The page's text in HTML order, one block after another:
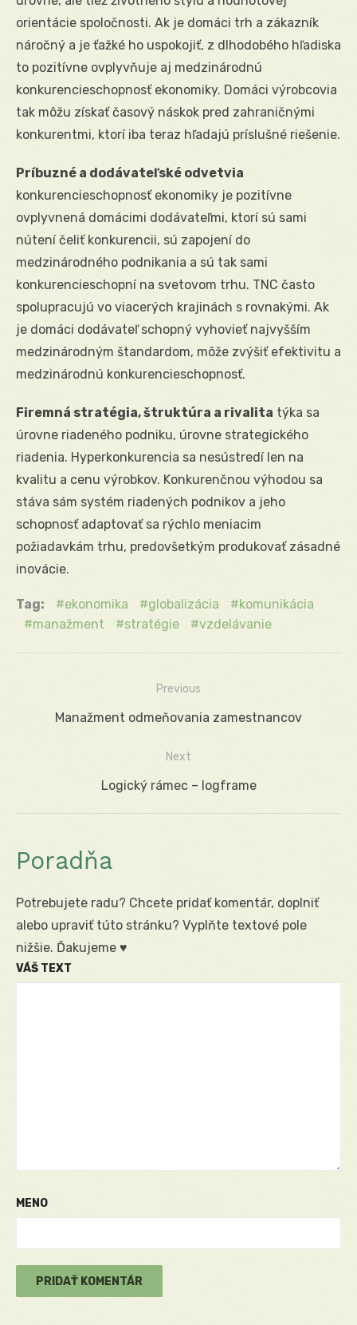
orientácie spoločnosti. Ak je domáci trh a zákazník
náročný a je ťažké ho uspokojiť, z dlhodobého hľadiska
to pozitívne ovplyvňuje aj medzinárodnú
konkurencieschopnosť ekonomiky. Domáci výrobcovia
tak môžu získať časový náskok pred zahraničnými
konkurentmi, ktorí iba teraz hľadajú príslušné riešenie.
Príbuzné a dodávateľské odvetvia
konkurencieschopnosť ekonomiky je pozitívne
ovplyvnená domácimi dodávateľmi, ktorí sú sami
nútení čeliť konkurencii, sú zapojení do
medzinárodného podnikania a sú tak sami
konkurencieschopní na svetovom trhu. TNC často
spolupracujú vo viacerých krajinách s rovnakými. Ak
je domáci dodávateľ schopný vyhovieť najvyšším
medzinárodným štandardom, môže zvýšiť efektivitu a
medzinárodnú konkurencieschopnosť.
Firemná stratégia, štruktúra a rivalita týka sa
úrovne riadeného podniku, úrovne strategického
riadenia. Hyperkonkurencia sa nesústredí len na
kvalitu a cenu výrobkov. Konkurenčnou výhodou sa
stáva sám systém riadených podnikov a jeho
schopnosť adaptovať sa rýchlo meniacim
požiadavkám trhu, predovšetkým produkovať zásadné
inovácie.
Tag: ekonomika globalizácia
komunikácia
manažment
stratégie vzdelávanie
Navigácia
Previous
Previous
Manažment odmeňovania zamestnancov
Next
Next
Logický rámec – logframe
Poradňa
Potrebujete radu? Chcete pridať komentár, doplniť
alebo upraviť túto stránku? Vyplňte textové pole
nižšie. Ďakujeme ♥
VÁŠ TEXT
MENO